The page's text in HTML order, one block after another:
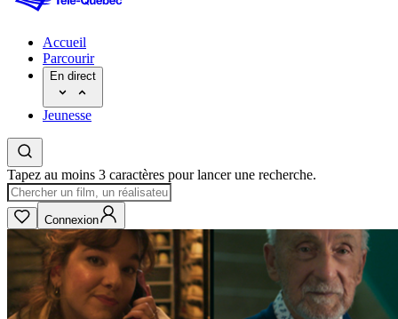
Accueil
Parcourir
En direct
Jeunesse
Tapez au moins 3 caractères pour lancer une recherche.
Connexion